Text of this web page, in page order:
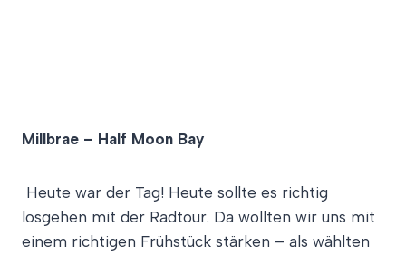
Millbrae – Half Moon Bay
Heute war der Tag! Heute sollte es richtig
losgehen mit der Radtour. Da wollten wir uns mit
einem richtigen Frühstück stärken – als wählten